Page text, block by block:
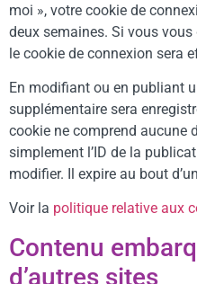
moi », votre cookie de
deux semaines. Si vous
le cookie de connexion sera
En modifiant ou en publiant
supplémentaire sera
cookie ne comprend aucune
simplement l’ID de la
modifier. Il expire au bout
Voir la politique relative aux
Contenu
d’autres sites